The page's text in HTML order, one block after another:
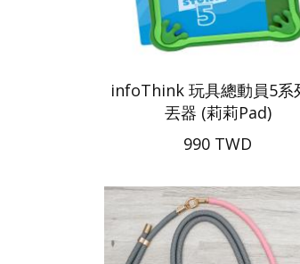
infoThink 玩具總動員5系
丟器 (莉莉Pad)
990 TWD